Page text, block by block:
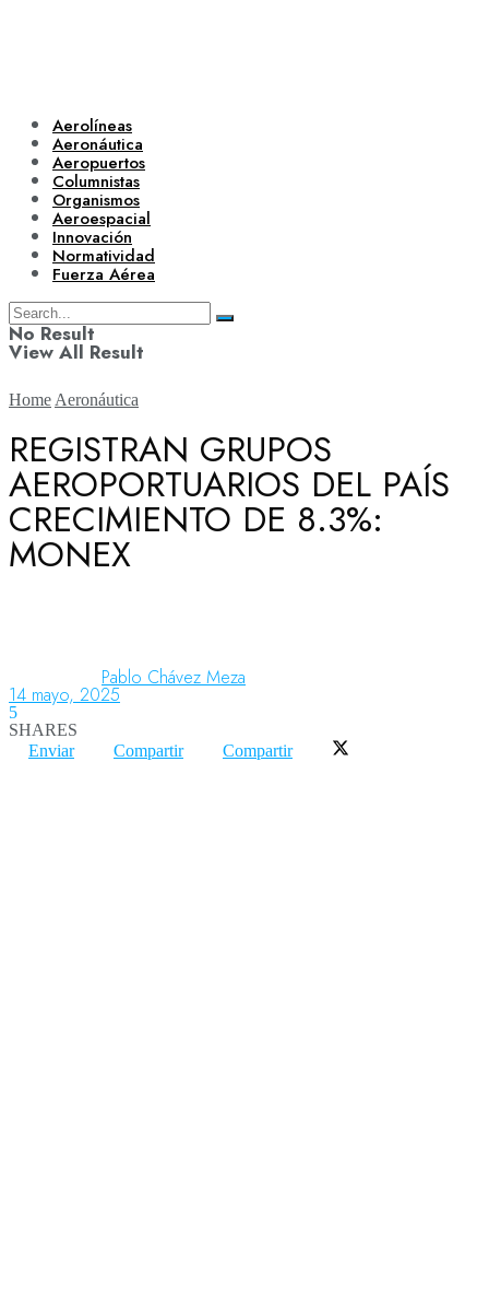
Aerolíneas
Aeronáutica
Aeropuertos
Columnistas
Organismos
Aeroespacial
Innovación
Normatividad
Fuerza Aérea
No Result
View All Result
Aerolíneas
Aeronáutica
Home Aeronáutica
REGISTRAN GRUPOS
AEROPORTUARIOS DEL PAÍS
CRECIMIENTO DE 8.3%:
MONEX
Pablo Chávez Meza
14 mayo, 2025
5
SHARES
Enviar
Compartir Compartir